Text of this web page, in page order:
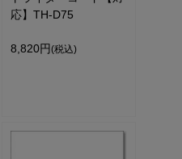
応】TH-D75
8,820円 (税込)